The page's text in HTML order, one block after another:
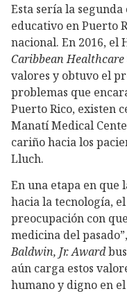
Esta sería la
educativo en Puerto
nacional. En 2016, el
Caribbean Healthcare
valores y obtuvo el
problemas que
Puerto Rico, existen
Manatí Medical
cariño hacia los
Lluch.
En una etapa en que
hacia la tecnología,
preocupación con
medicina del
Baldwin, Jr. Award
aún carga estos
humano y digno en